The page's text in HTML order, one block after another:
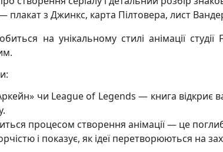
плакат з Джинкс, карта Пілтовера, лист
на унікальному стилі анімації
чи League of Legends — книга відкриє
процесом створення анімації — це
і показує, як ідеї перетворюються на